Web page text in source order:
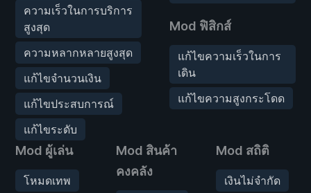
ความเร็วในการบริการ
สูงสุด
ความหลากหลายสูงสุด
แก้ไขจำนวนเงิน
แก้ไขประสบการณ์
แก้ไขระดับ
Mod ฟิสิกส์
แก้ไขความเร็วในการ
เดิน
แก้ไขความสูงกระโดด
Mod ผู้เล่น
โหมดเทพ
Mod สินค้า
คงคลัง
Mod สถิติ
เงินไม่จำกัด